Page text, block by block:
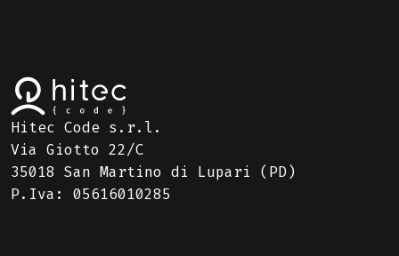
Hitec Code s.r.l.
Via Giotto 22/C
35018 San Martino di Lupari (PD)
P.Iva: 05616010285